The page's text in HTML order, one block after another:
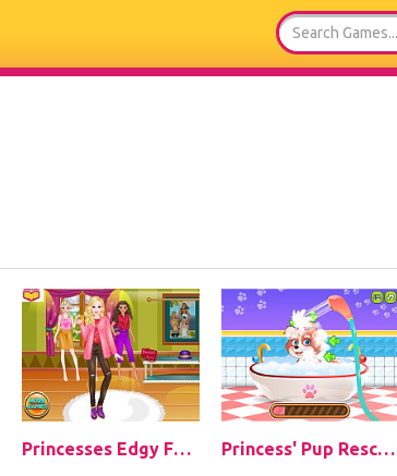
Princesses Edgy Fashion Princess' Pup Rescue